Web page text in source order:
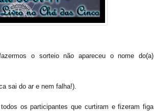
o sorteio não apareceu o nome do(a)
sai do ar e nem falha!).
os participantes que curtiram e fizeram figa